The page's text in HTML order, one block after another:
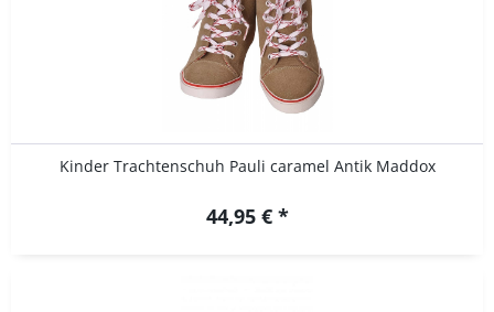
Kinder Trachtenschuh Pauli caramel Antik Maddox
44,95 € *